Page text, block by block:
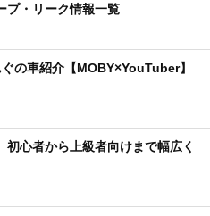
プ・リーク情報一覧
の車紹介【MOBY×YouTuber】
初心者から上級者向けまで幅広く